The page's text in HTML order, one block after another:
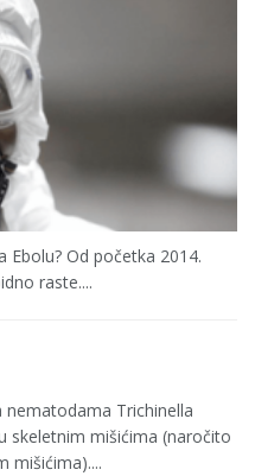
Ebolu? Od početka 2014.
raste....
Trichinella
skeletnim mišićima (naročito
mišićima)....